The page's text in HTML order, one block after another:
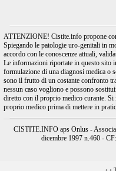
ATTENZIONE! Cistite.info propone
Spiegando le patologie uro-genitali in
accordo con le conoscenze attuali,
Le informazioni riportate in questo sito
formulazione di una diagnosi medica o
sono il frutto di un costante confronto
nessun caso vogliono e possono
diretto con il proprio medico curante. Si
proprio medico prima di mettere in
CISTITE.INFO aps Onlus -
dicembre 1997 n.460 -